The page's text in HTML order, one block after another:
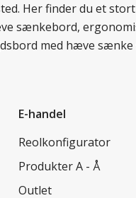
Her finder du et
sænkebord,
med hæve
E-handel
Reolkonfigurator
Produkter A - Å
Outlet